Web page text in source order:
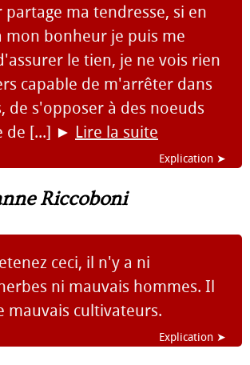
partage ma tendresse, si en
mon bonheur je puis me
le tien, je ne vois rien
capable de m'arrêter dans
de s'opposer à des noeuds
de [...] ► Lire la suite
Explication ➤
Riccoboni
ceci, il n'y a ni
ni mauvais hommes. Il
mauvais cultivateurs.
Explication ➤